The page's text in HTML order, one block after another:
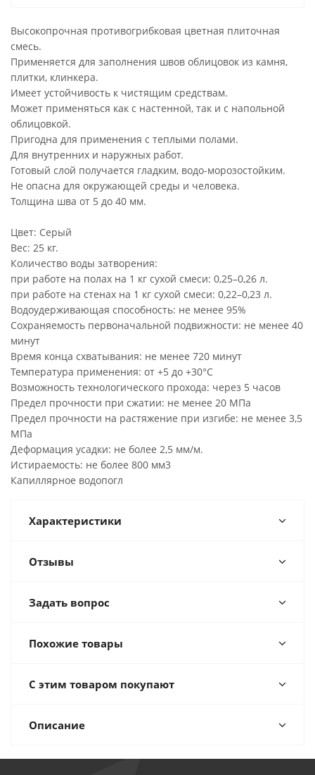
Высокопрочная противогрибковая цветная плиточная
смесь.
Применяется для заполнения швов облицовок из камня,
плитки, клинкера.
Имеет устойчивость к чистящим средствам.
Может применяться как с настенной, так и с напольной
облицовкой.
Пригодна для применения с теплыми полами.
Для внутренних и наружных работ.
Готовый слой получается гладким, водо-морозостойким.
Не опасна для окружающей среды и человека.
Толщина шва от 5 до 40 мм.
Цвет: Серый
Вес: 25 кг.
Количество воды затворения:
при работе на полах на 1 кг сухой смеси: 0,25–0,26 л.
при работе на стенах на 1 кг сухой смеси: 0,22–0,23 л.
Водоудерживающая способность: не менее 95%
Сохраняемость первоначальной подвижности: не менее 40
минут
Время конца схватывания: не менее 720 минут
Температура применения: от +5 до +30°C
Возможность технологического прохода: через 5 часов
Предел прочности при сжатии: не менее 20 МПа
Предел прочности на растяжение при изгибе: не менее 3,5
МПа
Деформация усадки: не более 2,5 мм/м.
Истираемость: не более 800 мм3
Капиллярное водопогл
Характеристики
Отзывы
Задать вопрос
Похожие товары
С этим товаром покупают
Описание